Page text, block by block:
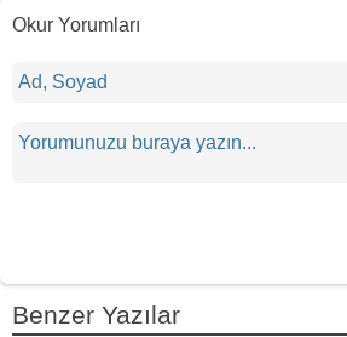
Okur Yorumları
Benzer Yazılar